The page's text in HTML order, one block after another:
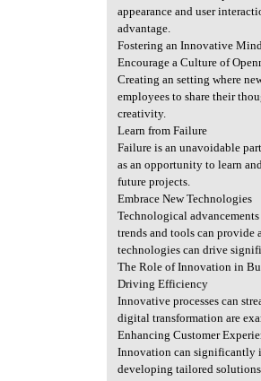
appearance and user
advantage.
Fostering an Innovative
Encourage a Culture of
Creating an setting where
employees to share their
creativity.
Learn from Failure
Failure is an unavoidable
as an opportunity to learn
future projects.
Embrace New Technologies
Technological
trends and tools can provide
technologies can drive
The Role of Innovation in
Driving Efficiency
Innovative processes can
digital transformation are
Enhancing Customer
Innovation can significantly
developing tailored